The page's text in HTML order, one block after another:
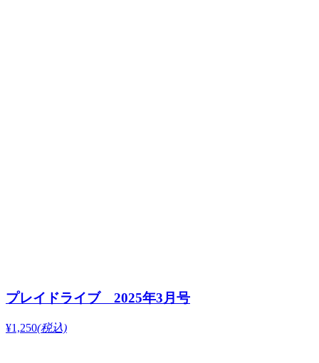
プレイドライブ 2025年3月号
¥1,250(税込)